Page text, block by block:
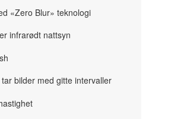
«Zero Blur» teknologi
infrarødt nattsyn
bilder med gitte intervaller